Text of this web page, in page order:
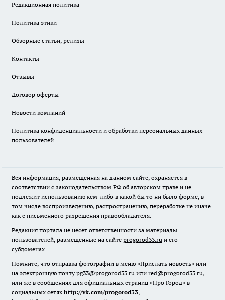
Редакционная политика
Политика этики
Обзорные статьи, релизы
Контакты
Отзывы
Договор оферты
Новости компаний
Политика конфиденциальности и обработки персональных данных
пользователей
Вся информация, размещенная на данном сайте, охраняется в
соответствии с законодательством РФ об авторском праве и не
подлежит использованию кем-либо в какой бы то ни было форме, в
том числе воспроизведению, распространению, переработке не иначе
как с письменного разрешения правообладателя.
Редакция портала не несет ответственности за материалы
пользователей, размещенные на сайте progorod33.ru и его
субдоменах.
Помните, что отправка фотографии в меню «Прислать новость» или
на электронную почту pg33@progorod33.ru или red@progorod33.ru,
или же в сообщениях для официальных страниц «Про Город» в
социальных сетях http://vk.com/progorod33,